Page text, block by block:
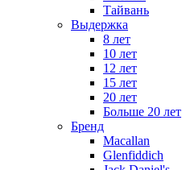
Тайвань
Выдержка
8 лет
10 лет
12 лет
15 лет
20 лет
Больше 20 лет
Бренд
Macallan
Glenfiddich